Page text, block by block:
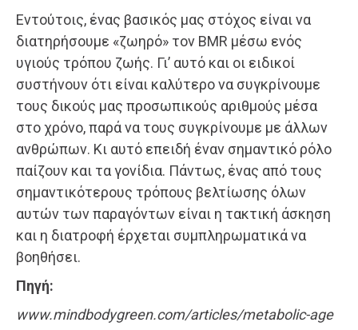
Εντούτοις, ένας βασικός μας στόχος είναι να
διατηρήσουμε «ζωηρό» τον BMR μέσω ενός
υγιούς τρόπου ζωής. Γι’ αυτό και οι ειδικοί
συστήνουν ότι είναι καλύτερο να συγκρίνουμε
τους δικούς μας προσωπικούς αριθμούς μέσα
στο χρόνο, παρά να τους συγκρίνουμε με άλλων
ανθρώπων. Κι αυτό επειδή έναν σημαντικό ρόλο
παίζουν και τα γονίδια. Πάντως, ένας από τους
σημαντικότερους τρόπους βελτίωσης όλων
αυτών των παραγόντων είναι η τακτική άσκηση
και η διατροφή έρχεται συμπληρωματικά να
βοηθήσει.
Πηγή:
www.mindbodygreen.com/articles/metabolic-age